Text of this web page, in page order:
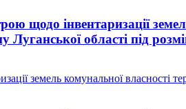
щодо інвентаризації
Луганської області під
земель комунальної власності